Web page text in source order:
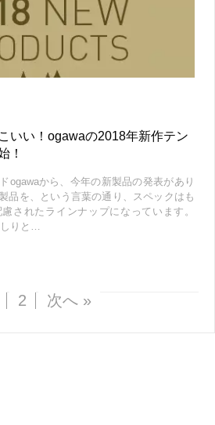
いい！ogawaの2018年新作テン
！
ogawaから、今年の新製品の発表があり
品を、という言葉の通り、スペックはも
されたラインナップになっています。
りと…
2 次へ »